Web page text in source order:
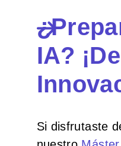
IA?
Si disfrutaste